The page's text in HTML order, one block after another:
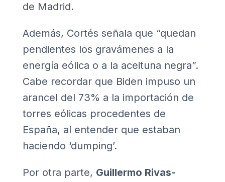
de Madrid.
Además, Cortés señala que “quedan
pendientes los gravámenes a la
energía eólica o a la aceituna negra”.
Cabe recordar que Biden impuso un
arancel del 73% a la importación de
torres eólicas procedentes de
España, al entender que estaban
haciendo ‘dumping’.
Por otra parte, Guillermo Rivas-